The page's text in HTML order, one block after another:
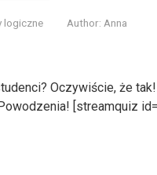
logiczne Author: Anna
Oczywiście, że
[streamquiz